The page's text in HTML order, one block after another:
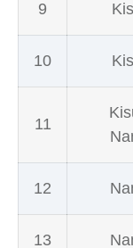
9
10
11
12
13